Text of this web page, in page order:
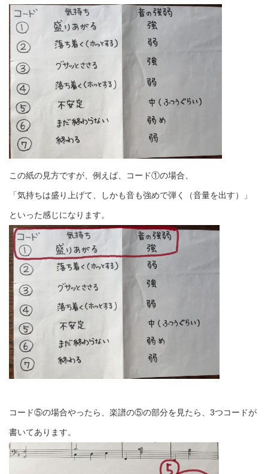
この紙の見方ですが、例えば、コード①の場合、
「気持ちは盛り上げて、しかも音も強めで弾く（音量を出す）」
といった感じになります。
コード⑤の場合やったら、楽譜の⑤の部分を見たら、3つコードが
書いてあります。